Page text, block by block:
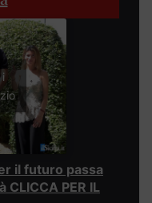
il futuro passa
PER IL